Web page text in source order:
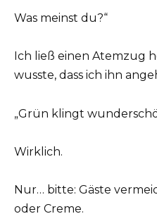
Was meinst du?“
Ich ließ einen Atemzug
wusste, dass ich ihn
„Grün klingt
Wirklich.
Nur… bitte: Gäste
oder Creme.